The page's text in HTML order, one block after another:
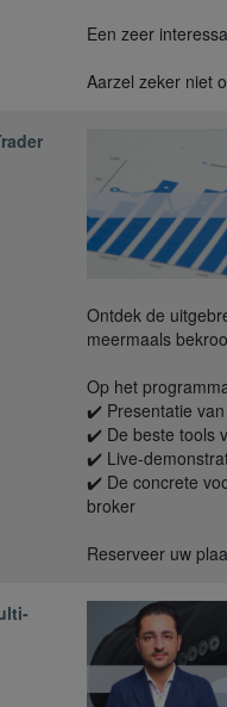
Een zeer
Aarzel zeker niet
Ontdek de
meermaals
Op het
✔️ Presentatie van
✔️ De beste tools
✔️ Live-
✔️ De concrete
broker
Reserveer uw